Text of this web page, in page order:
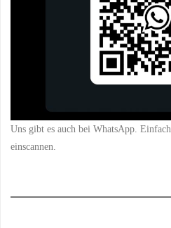
Uns gibt es auch bei WhatsApp.
einscannen.